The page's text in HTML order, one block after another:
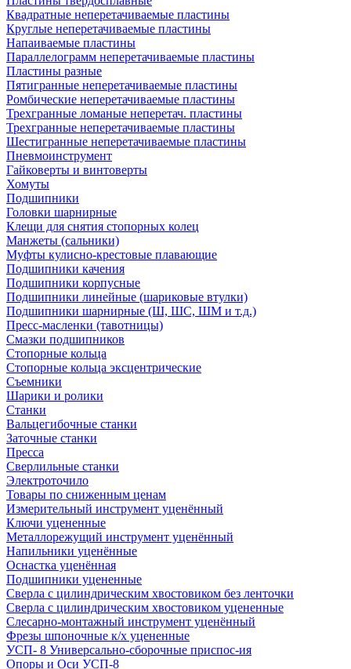
Квадратные неперетачиваемые пластины
Круглые неперетачиваемые пластины
Напаиваемые пластины
Параллелограмм неперетачиваемые пластины
Пластины разные
Пятигранные неперетачиваемые пластины
Ромбические неперетачиваемые пластины
Трехгранные ломаные неперетач. пластины
Трехгранные неперетачиваемые пластины
Шестигранные неперетачиваемые пластины
Пневмоинструмент
Гайковерты и винтоверты
Хомуты
Подшипники
Головки шарнирные
Клещи для снятия стопорных колец
Манжеты (сальники)
Муфты кулисно-крестовые плавающие
Подшипники качения
Подшипники корпусные
Подшипники линейные (шариковые втулки)
Подшипники шарнирные (Ш, ШС, ШМ и т.д.)
Пресс-масленки (тавотницы)
Смазки подшипников
Стопорные кольца
Стопорные кольца эксцентрические
Съемники
Шарики и ролики
Станки
Вальцегибочные станки
Заточные станки
Пресса
Сверлильные станки
Электроточило
Товары по сниженным ценам
Измерительный инструмент уценённый
Ключи уцененные
Металлорежущий инструмент уценённый
Напильники уценённые
Оснастка уценённая
Подшипники уцененные
Сверла с цилиндрическим хвостовиком без ленточки
Сверла с цилиндрическим хвостовиком уцененные
Слесарно-монтажный инструмент уценённый
Фрезы шпоночные к/х уцененные
УСП- 8 Универсально-сборочные приспос-ия
Опоры и Оси УСП-8